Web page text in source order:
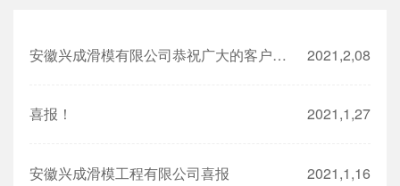
安徽兴成滑模有限公司恭祝广大的客户新年快乐，阖家安康! 2021,2,08
喜报！ 2021,1,27
安徽兴成滑模工程有限公司喜报 2021,1,16